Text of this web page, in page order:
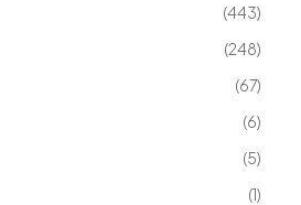
(443)
(248)
(67)
(6)
(5)
(1)